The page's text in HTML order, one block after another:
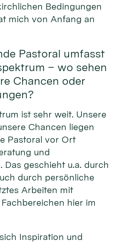
Bedingungen
mich von Anfang an
Pastoral umfasst
– wo sehen
Chancen oder
ist sehr weit. Unsere
Chancen liegen
Pastoral vor Ort
und
Das geschieht u.a. durch
durch persönliche
Arbeiten mit
hier im
Inspiration und